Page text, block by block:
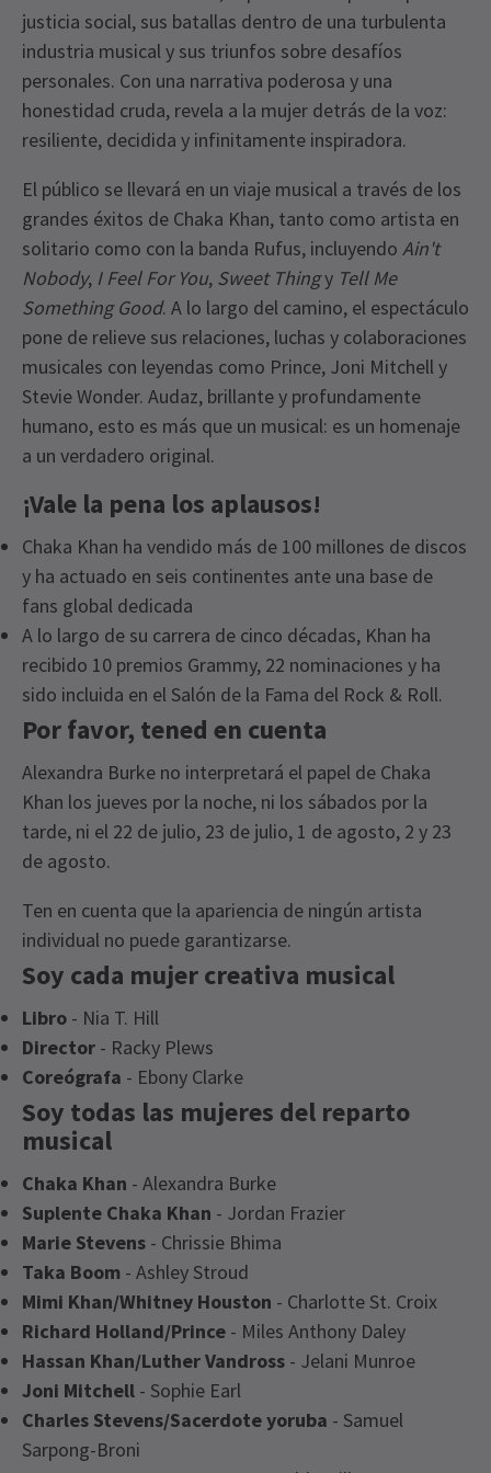
justicia social, sus batallas dentro de una turbulenta
industria musical y sus triunfos sobre desafíos
personales. Con una narrativa poderosa y una
honestidad cruda, revela a la mujer detrás de la voz:
resiliente, decidida y infinitamente inspiradora.
El público se llevará en un viaje musical a través de los
grandes éxitos de Chaka Khan, tanto como artista en
solitario como con la banda Rufus, incluyendo Ain't
Nobody, I Feel For You, Sweet Thingy Tell Me
Something Good. A lo largo del camino, el espectáculo
pone de relieve sus relaciones, luchas y colaboraciones
musicales con leyendas como Prince, Joni Mitchell y
Stevie Wonder. Audaz, brillante y profundamente
humano, esto es más que un musical: es un homenaje
a un verdadero original.
¡Vale la pena los aplausos!
Chaka Khan ha vendido más de 100 millones de discos
y ha actuado en seis continentes ante una base de
fans global dedicada
A lo largo de su carrera de cinco décadas, Khan ha
recibido 10 premios Grammy, 22 nominaciones y ha
sido incluida en el Salón de la Fama del Rock & Roll.
Por favor, tened en cuenta
Alexandra Burke no interpretará el papel de Chaka
Khan los jueves por la noche, ni los sábados por la
tarde, ni el 22 de julio, 23 de julio, 1 de agosto, 2 y 23
de agosto.
Ten en cuenta que la apariencia de ningún artista
individual no puede garantizarse.
Soy cada mujer creativa musical
Libro - Nia T. Hill
Director - Racky Plews
Coreógrafa - Ebony Clarke
Soy todas las mujeres del reparto
musical
Chaka Khan - Alexandra Burke
Suplente Chaka Khan - Jordan Frazier
Marie Stevens - Chrissie Bhima
Taka Boom - Ashley Stroud
Mimi Khan/Whitney Houston - Charlotte St. Croix
Richard Holland/Prince - Miles Anthony Daley
Hassan Khan/Luther Vandross - Jelani Munroe
Joni Mitchell - Sophie Earl
Charles Stevens/Sacerdote yoruba - Samuel
Sarpong-Broni